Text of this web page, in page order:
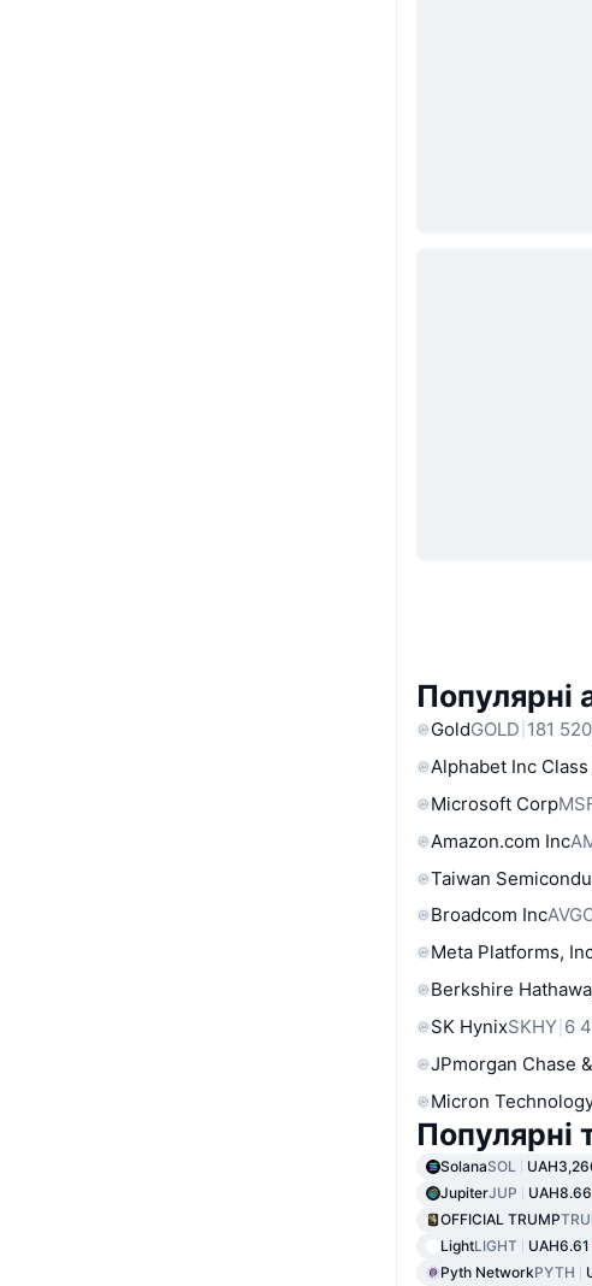
Популярні
GoldGOLD 181
Alphabet Inc Class
Microsoft Corp
Amazon.com Inc
Taiwan
Broadcom Inc
Meta Platforms,
Berkshire
SK HynixSKHY 6
JPmorgan Chase
Micron
Популярні
SolanaSOL
JupiterJUP UAH8.66
OFFICIAL TRUMP
LightLIGHT UAH6.61
Pyth NetworkPYTH